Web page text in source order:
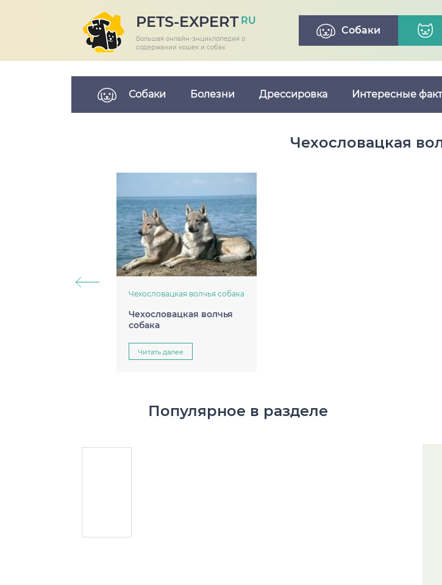
PETS-EXPERT RU
Большая онлайн-энциклопедия о
содержании кошек и собак
Собаки
Собаки Болезни Дрессировка Интересные
Чехословацкая
Чехословацкая волчья собака
Чехословацкая волчья
собака
Читать далее
Популярное в разделе